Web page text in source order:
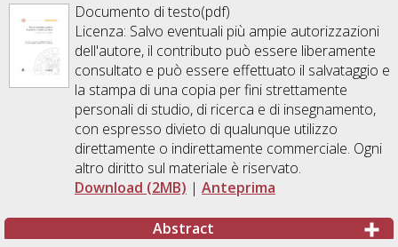
Documento di testo(pdf)
Licenza: Salvo eventuali più ampie autorizzazioni
dell'autore, il contributo può essere liberamente
consultato e può essere effettuato il salvataggio e
la stampa di una copia per fini strettamente
personali di studio, di ricerca e di insegnamento,
con espresso divieto di qualunque utilizzo
direttamente o indirettamente commerciale. Ogni
altro diritto sul materiale è riservato.
Download (2MB) | Anteprima
Abstract